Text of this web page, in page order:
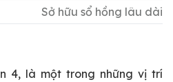
Sở hữu sổ hồng lâu dài
4, là một trong những vị trí